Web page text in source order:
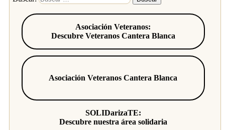
Asociación Veteranos:
Descubre Veteranos Cantera Blanca
Asociación Veteranos Cantera Blanca
SOLIDarizaTE:
Descubre nuestra área solidaria